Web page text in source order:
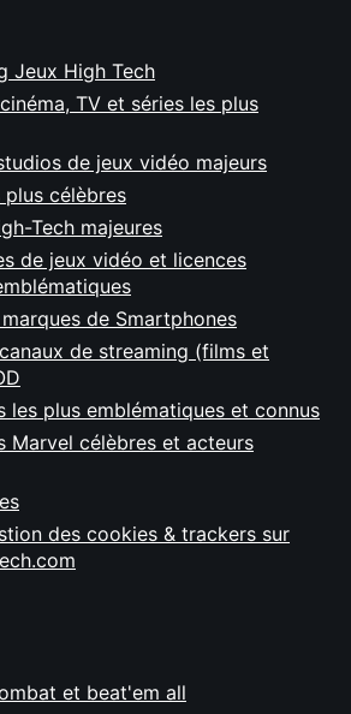
Jeux High Tech
TV et séries les plus
de jeux vidéo majeurs
plus célèbres
Tech majeures
de jeux vidéo et licences
de Smartphones
de streaming (films et
les plus emblématiques et connus
Marvel célèbres et acteurs
des cookies & trackers sur
et beat'em all